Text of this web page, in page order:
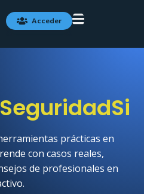
Acceder
prácticas en
con casos reales,
de profesionales en